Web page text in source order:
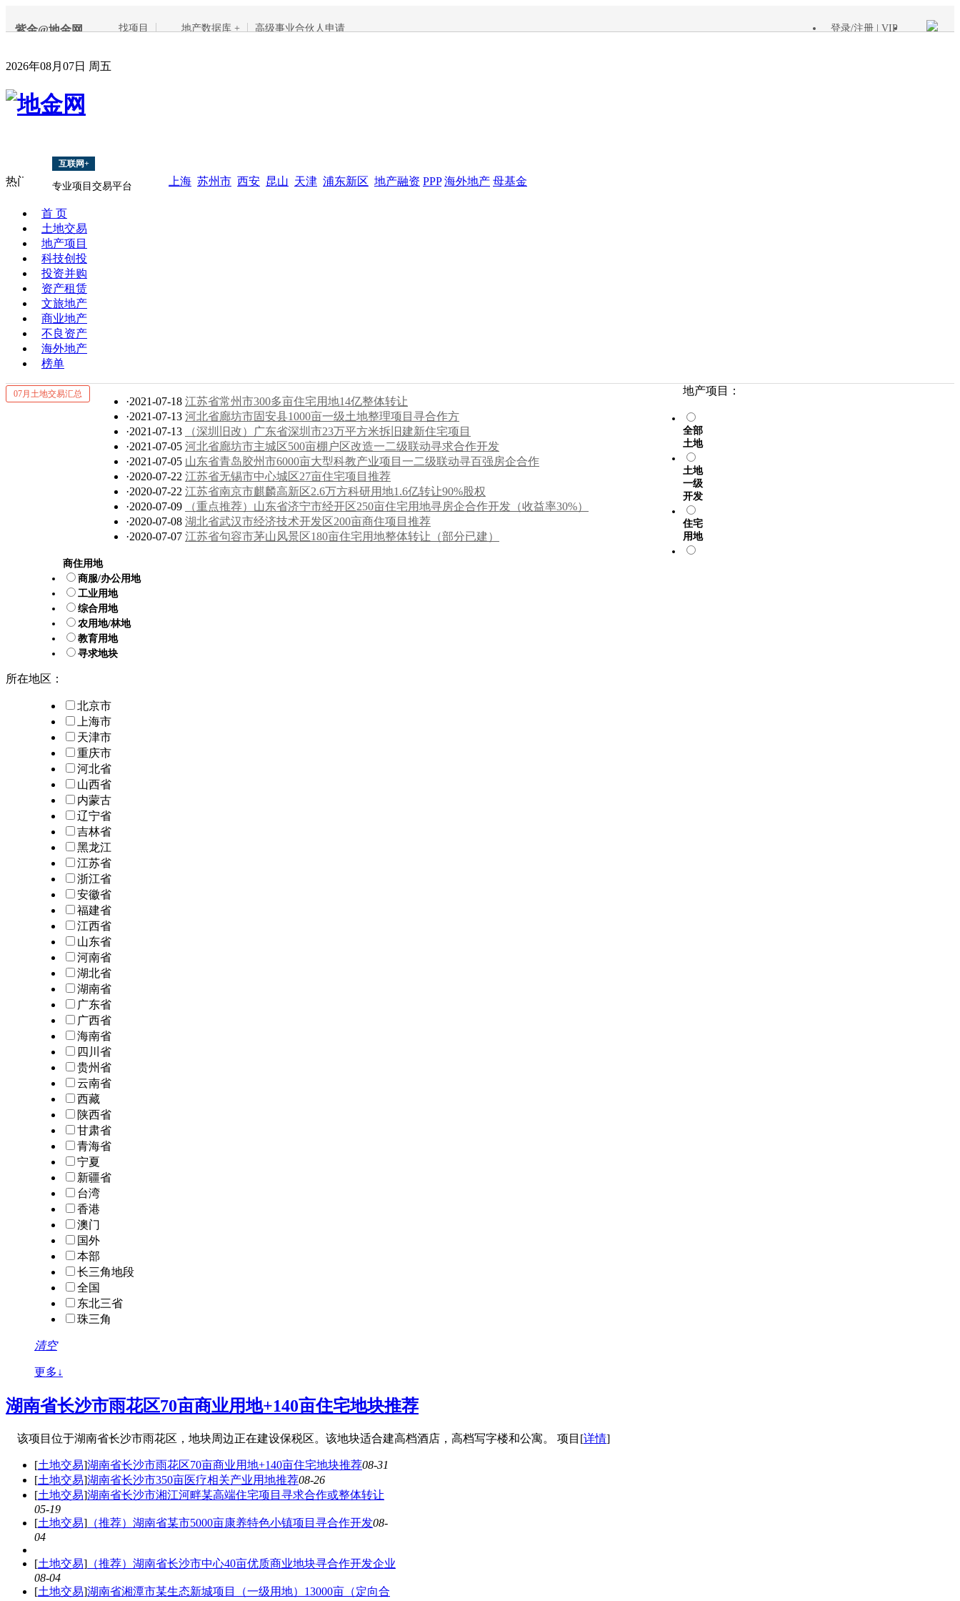
紫金@地金网 找项目 地产数据库 + 高级事业合伙人申请 登录/注册| VIP
2026年08月07日 周五
互联网+
专业项目交易平台
热门搜索：8亿 酒店 2.5 上海 苏州市 西安 昆山 天津 浦东新区 地产融资 PPP 海外地产 母基金
首 页
土地交易
地产项目
科技创投
投资并购
资产租赁
文旅地产
商业地产
不良资产
海外地产
榜单
07月土地交易汇总
·2021-07-18 江苏省常州市300多亩住宅用地14亿整体转让
·2021-07-13 河北省廊坊市固安县1000亩一级土地整理项目寻合作方
·2021-07-13
（深圳旧改）广东省深圳市23万平方米拆旧建新住宅项目
·2021-07-05 河北省廊坊市主城区500亩棚户区改造一二级联动寻求合作开发
·2021-07-05 山东省青岛胶州市6000亩大型科教产业项目一二级联动寻百强房企合作
·2020-07-22 江苏省无锡市中心城区27亩住宅项目推荐
·2020-07-22 江苏省南京市麒麟高新区2.6万方科研用地1.6亿转让90%股权
·2020-07-09
（重点推荐）山东省济宁市经开区250亩住宅用地寻房企合作开发（收益率30%）
·2020-07-08 湖北省武汉市经济技术开发区200亩商住项目推荐
·2020-07-07 江苏省句容市茅山风景区180亩住宅用地整体转让（部分已建）
地产项目：
全部
土地
土地
一级
开发
住宅
用地
商住用地
商服/办公用地
工业用地
综合用地
农用地/林地
教育用地
寻求地块
所在地区：
北京市
上海市
天津市
重庆市
河北省
山西省
内蒙古
辽宁省
吉林省
黑龙江
江苏省
浙江省
安徽省
福建省
江西省
山东省
河南省
湖北省
湖南省
广东省
广西省
海南省
四川省
贵州省
云南省
西藏
陕西省
甘肃省
青海省
宁夏
新疆省
台湾
香港
澳门
国外
本部
长三角地段
全国
东北三省
珠三角
清空
更多↓
湖南省长沙市雨花区70亩商业用地+140亩住宅地块推荐
该项目位于湖南省长沙市雨花区，地块周边正在建设保税区。该地块适合建高档酒店，高档写字楼和公寓。 项目[详情]
[土地交易]湖南省长沙市雨花区70亩商业用地+140亩住宅地块推荐08-31
[土地交易]湖南省长沙市350亩医疗相关产业用地推荐08-26
[土地交易]湖南省长沙市湘江河畔某高端住宅项目寻求合作或整体转让
05-19
[土地交易] （推荐）湖南省某市5000亩康养特色小镇项目寻合作开发08-
04
[土地交易] （推荐）湖南省长沙市中心40亩优质商业地块寻合作开发企业
08-04
[土地交易]湖南省湘潭市某生态新城项目（一级用地）13000亩（定向合